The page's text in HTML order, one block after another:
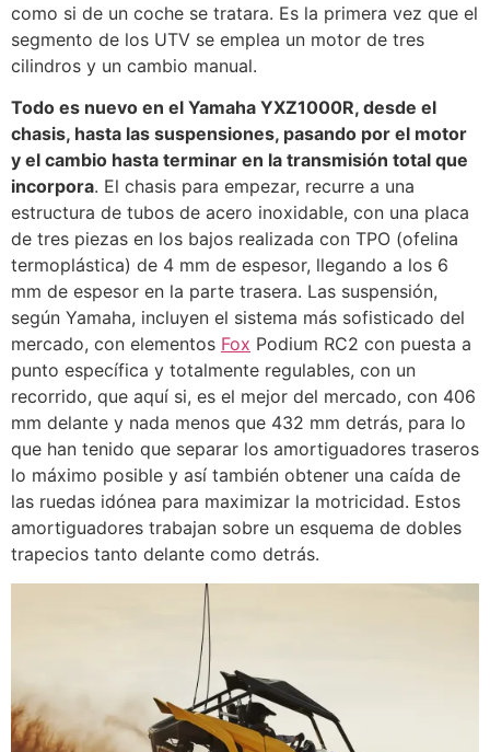
como si de un coche se tratara. Es la primera vez que el
segmento de los UTV se emplea un motor de tres
cilindros y un cambio manual.
Todo es nuevo en el Yamaha YXZ1000R, desde el
chasis, hasta las suspensiones, pasando por el motor
y el cambio hasta terminar en la transmisión total que
incorpora. El chasis para empezar, recurre a una
estructura de tubos de acero inoxidable, con una placa
de tres piezas en los bajos realizada con TPO (ofelina
termoplástica) de 4 mm de espesor, llegando a los 6
mm de espesor en la parte trasera. Las suspensión,
según Yamaha, incluyen el sistema más sofisticado del
mercado, con elementos Fox Podium RC2 con puesta a
punto específica y totalmente regulables, con un
recorrido, que aquí si, es el mejor del mercado, con 406
mm delante y nada menos que 432 mm detrás, para lo
que han tenido que separar los amortiguadores traseros
lo máximo posible y así también obtener una caída de
las ruedas idónea para maximizar la motricidad. Estos
amortiguadores trabajan sobre un esquema de dobles
trapecios tanto delante como detrás.